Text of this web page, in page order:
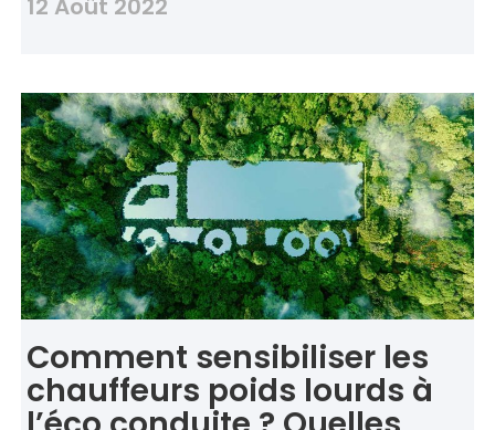
12 Août 2022
Comment sensibiliser les
chauffeurs poids lourds à